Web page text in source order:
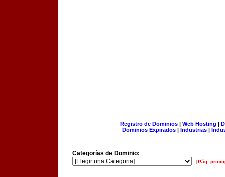
Registro de Dominios| Web Hosting |
Dominios Expirados | Industrias |
Categorías de Dominio:
[Pág.